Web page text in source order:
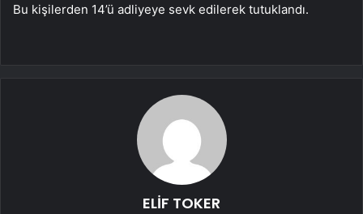
Bu kişilerden 14’ü adliyeye sevk edilerek tutuklandı.
ELİF TOKER